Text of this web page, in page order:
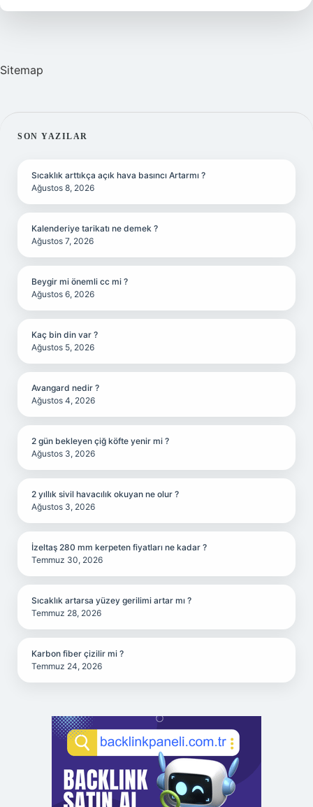
Yenir
Sitemap
SIDEBAR
SON YAZILAR
Sıcaklık arttıkça açık hava basıncı Artarmı ?
Ağustos 8, 2026
Kalenderiye tarikatı ne demek ?
Ağustos 7, 2026
Beygir mi önemli cc mi ?
Ağustos 6, 2026
Kaç bin din var ?
Ağustos 5, 2026
Avangard nedir ?
Ağustos 4, 2026
2 gün bekleyen çiğ köfte yenir mi ?
Ağustos 3, 2026
2 yıllık sivil havacılık okuyan ne olur ?
Ağustos 3, 2026
İzeltaş 280 mm kerpeten fiyatları ne kadar ?
Temmuz 30, 2026
Sıcaklık artarsa yüzey gerilimi artar mı ?
Temmuz 28, 2026
Karbon fiber çizilir mi ?
Temmuz 24, 2026